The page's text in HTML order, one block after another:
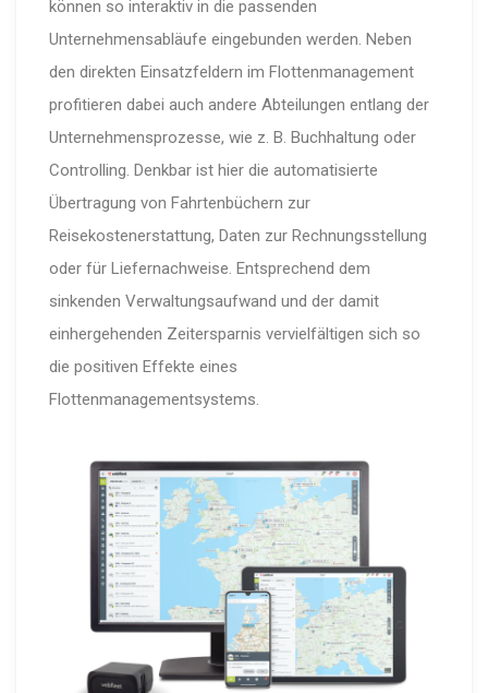
können so interaktiv in die passenden
Unternehmensabläufe eingebunden werden. Neben
den direkten Einsatzfeldern im Flottenmanagement
profitieren dabei auch andere Abteilungen entlang der
Unternehmensprozesse, wie z. B. Buchhaltung oder
Controlling. Denkbar ist hier die automatisierte
Übertragung von Fahrtenbüchern zur
Reisekostenerstattung, Daten zur Rechnungsstellung
oder für Liefernachweise. Entsprechend dem
sinkenden Verwaltungsaufwand und der damit
einhergehenden Zeitersparnis vervielfältigen sich so
die positiven Effekte eines
Flottenmanagementsystems.